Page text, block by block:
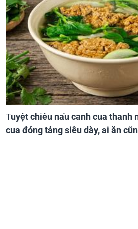
Tuyệt chiêu nấu canh cua thanh
cua đóng tảng siêu dày, ai ăn